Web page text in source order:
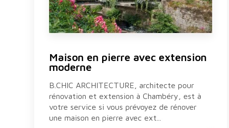
Maison en pierre avec extension
moderne
B.CHIC ARCHITECTURE, architecte pour
rénovation et extension à Chambéry, est à
votre service si vous prévoyez de rénover
une maison en pierre avec ext...